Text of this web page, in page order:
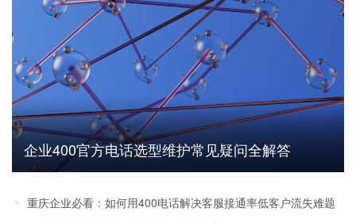
企业400官方电话选型维护常见疑问全解答
重庆企业必看：如何用400电话解决客服接通率低客户流失难题